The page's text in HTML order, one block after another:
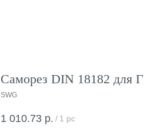
Саморез DIN 18182 для
SWG
1 010.73 р. / 1 pc